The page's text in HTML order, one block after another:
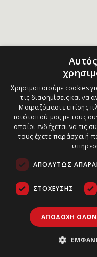
Χρησιμοποιούμε cookies
τις διαφημίσεις και να
Μοιραζόμαστε επίσης
ιστότοπού μας με τους
οποίοι ενδέχεται να τις
τους έχετε παράσχει ή
ΑΠΟΛΎΤΩΣ
ΣΤΌΧΕΥΣΗΣ
ΑΠΟΔΟΧΉ ΌΛΩΝ